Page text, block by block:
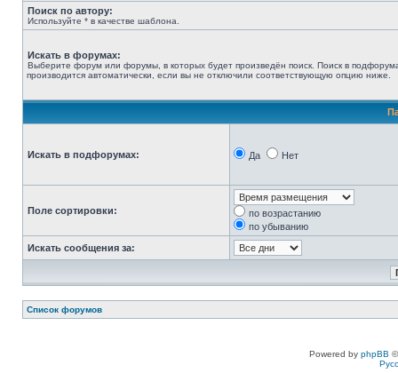
Поиск по автору:
Используйте * в качестве шаблона.
Искать в форумах:
Выберите форум или форумы, в которых будет произведён поиск. Поиск в
производится автоматически, если вы не отключили соответствующую опцию ниже.
Искать в подфорумах: Да Нет
Поле сортировки:
по возрастанию
по убыванию
Искать сообщения за:
Список форумов
Powered by phpBB